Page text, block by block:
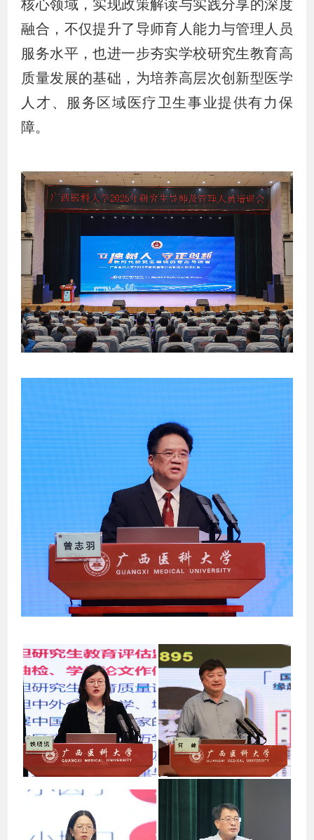
核心领域，实现政策解读与实践分享的深度
融合，不仅提升了导师育人能力与管理人员
服务水平，也进一步夯实学校研究生教育高
质量发展的基础，为培养高层次创新型医学
人才、服务区域医疗卫生事业提供有力保
障。